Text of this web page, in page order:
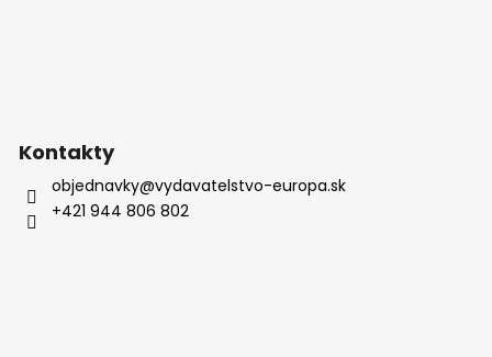
Kontakty
objednavky@vydavatelstvo-europa.sk
+421 944 806 802